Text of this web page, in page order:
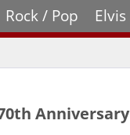
Rock / Pop Elvis